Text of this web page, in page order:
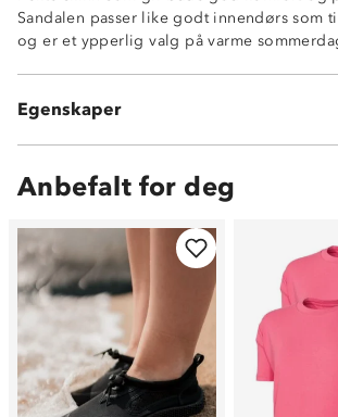
Sandalen passer like godt innendørs som
og er et ypperlig valg på varme
Egenskaper
Klassisk modell
Anbefalt for deg